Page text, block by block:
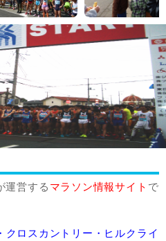
営する マラソン情報サイト で
クロスカントリー・ヒルクライ